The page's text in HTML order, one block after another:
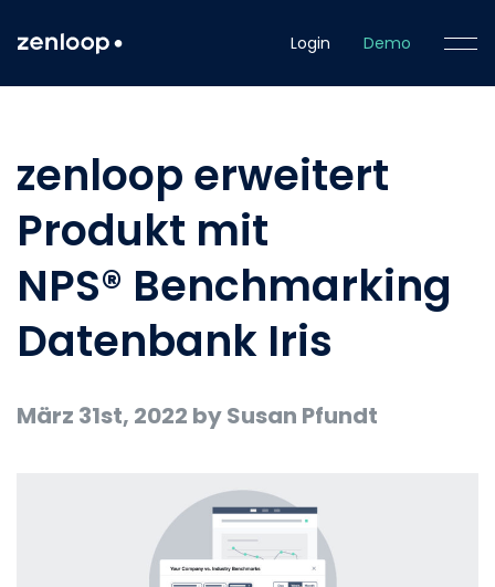
Login Demo
zenloop erweitert
Produkt mit
NPS® Benchmarking
Datenbank Iris
März 31st, 2022 by Susan Pfundt